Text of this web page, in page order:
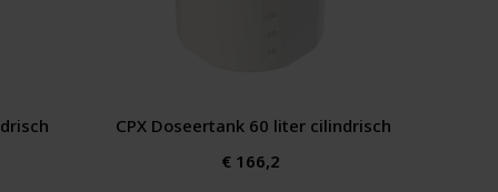
CPX Doseertank 60 liter cilindrisch
€ 166,2